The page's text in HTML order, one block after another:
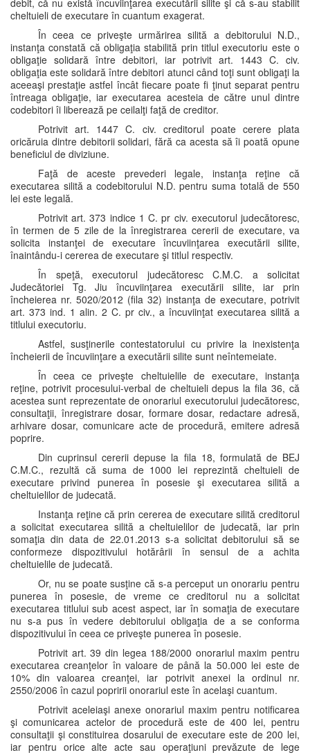
debit, că nu există încuviinţarea executării silite şi că s-au stabilit
cheltuieli de executare în cuantum exagerat.
În ceea ce priveşte urmărirea silită a debitorului N.D.,
instanţa constată că obligaţia stabilită prin titlul executoriu este o
obligaţie solidară între debitori, iar potrivit art. 1443 C. civ.
obligaţia este solidară între debitori atunci când toţi sunt obligaţi la
aceeaşi prestaţie astfel încât fiecare poate fi ţinut separat pentru
întreaga obligaţie, iar executarea acesteia de către unul dintre
codebitori îi liberează pe ceilalţi faţă de creditor.
Potrivit art. 1447 C. civ. creditorul poate cerere plata
oricăruia dintre debitorii solidari, fără ca acesta să îi poată opune
beneficiul de diviziune.
Faţă de aceste prevederi legale, instanţa reţine că
executarea silită a codebitorului N.D. pentru suma totală de 550
lei este legală.
Potrivit art. 373 indice 1 C. pr civ. executorul judecătoresc,
în termen de 5 zile de la înregistrarea cererii de executare, va
solicita instanţei de executare încuviinţarea executării silite,
înaintându-i cererea de executare şi titlul respectiv.
În speţă, executorul judecătoresc C.M.C. a solicitat
Judecătoriei Tg. Jiu încuviinţarea executării silite, iar prin
încheierea nr. 5020/2012 (fila 32) instanţa de executare, potrivit
art. 373 ind. 1 alin. 2 C. pr civ., a încuviinţat executarea silită a
titlului executoriu.
Astfel, susţinerile contestatorului cu privire la inexistenţa
încheierii de încuviinţare a executării silite sunt neîntemeiate.
În ceea ce priveşte cheltuielile de executare, instanţa
reţine, potrivit procesului-verbal de cheltuieli depus la fila 36, că
acestea sunt reprezentate de onorariul executorului judecătoresc,
consultaţii, înregistrare dosar, formare dosar, redactare adresă,
arhivare dosar, comunicare acte de procedură, emitere adresă
poprire.
Din cuprinsul cererii depuse la fila 18, formulată de BEJ
C.M.C., rezultă că suma de 1000 lei reprezintă cheltuieli de
executare privind punerea în posesie şi executarea silită a
cheltuielilor de judecată.
Instanţa reţine că prin cererea de executare silită creditorul
a solicitat executarea silită a cheltuielilor de judecată, iar prin
somaţia din data de 22.01.2013 s-a solicitat debitorului să se
conformeze dispozitivului hotărârii în sensul de a achita
cheltuielile de judecată.
Or, nu se poate susţine că s-a perceput un onorariu pentru
punerea în posesie, de vreme ce creditorul nu a solicitat
executarea titlului sub acest aspect, iar în somaţia de executare
nu s-a pus în vedere debitorului obligaţia de a se conforma
dispozitivului în ceea ce priveşte punerea în posesie.
Potrivit art. 39 din legea 188/2000 onorariul maxim pentru
executarea creanţelor în valoare de până la 50.000 lei este de
10% din valoarea creanţei, iar potrivit anexei la ordinul nr.
2550/2006 în cazul popririi onorariul este în acelaşi cuantum.
Potrivit aceleiaşi anexe onorariul maxim pentru notificarea
şi comunicarea actelor de procedură este de 400 lei, pentru
consultaţii şi constituirea dosarului de executare este de 200 lei,
iar pentru orice alte acte sau operaţiuni prevăzute de lege